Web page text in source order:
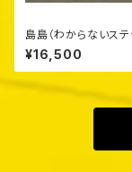
島島（わからないステ
¥16,500